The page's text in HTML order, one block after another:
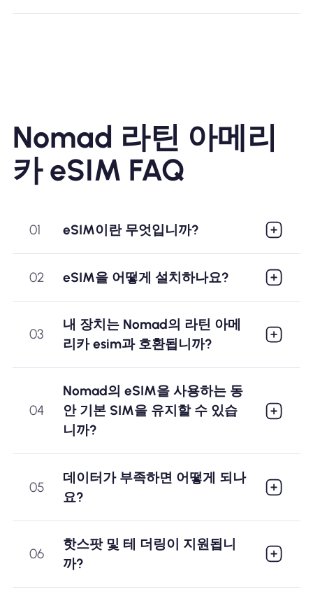
Nomad 라틴 아메리
카 eSIM FAQ
01 eSIM이란 무엇입니까?
02 eSIM을 어떻게 설치하나요?
03
내 장치는 Nomad의 라틴 아메
리카 esim과 호환됩니까?
04
Nomad의 eSIM을 사용하는 동
안 기본 SIM을 유지할 수 있습
니까?
05
데이터가 부족하면 어떻게 되나
요?
06
핫스팟 및 테 더링이 지원됩니
까?